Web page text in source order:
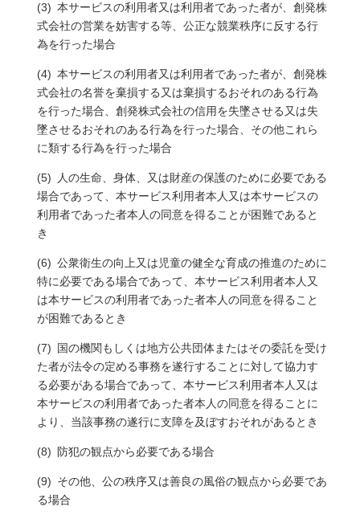
本サービスの利用者又は利用者であった者が、創発株
式会社の営業を妨害する等、公正な競業秩序に反する行
為を行った場合
本サービスの利用者又は利用者であった者が、創発株
式会社の名誉を棄損する又は棄損するおそれのある行為
を行った場合、創発株式会社の信用を失墜させる又は失
墜させるおそれのある行為を行った場合、その他これら
に類する行為を行った場合
人の生命、身体、又は財産の保護のために必要である
場合であって、本サービス利用者本人又は本サービスの
利用者であった者本人の同意を得ることが困難であると
き
公衆衛生の向上又は児童の健全な育成の推進のために
特に必要である場合であって、本サービス利用者本人又
は本サービスの利用者であった者本人の同意を得ること
が困難であるとき
国の機関もしくは地方公共団体またはその委託を受け
た者が法令の定める事務を遂行することに対して協力す
る必要がある場合であって、本サービス利用者本人又は
本サービスの利用者であった者本人の同意を得ることに
より、当該事務の遂行に支障を及ぼすおそれがあるとき
防犯の観点から必要である場合
その他、公の秩序又は善良の風俗の観点から必要であ
る場合